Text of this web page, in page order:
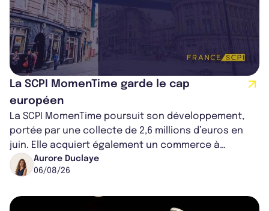
La SCPI MomenTime garde le cap
européen
La SCPI MomenTime poursuit son développement,
portée par une collecte de 2,6 millions d’euros en
juin. Elle acquiert également un commerce à
Worcester, place une plateforme logisti...
Aurore Duclaye
06/08/26